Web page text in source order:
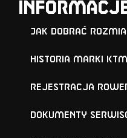
Jak dobrać
Historia marki KTM
Rejestracja
Dokumenty